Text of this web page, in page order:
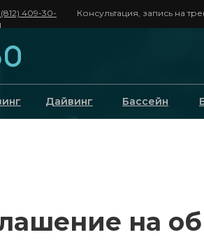
409-30-
Консультация, запись на
Дайвинг Бассейн
на